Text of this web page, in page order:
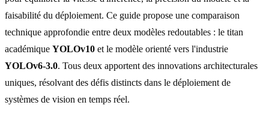
faisabilité du déploiement. Ce guide propose une comparaison
technique approfondie entre deux modèles redoutables : le titan
académique YOLOv10 et le modèle orienté vers l'industrie
YOLOv6-3.0. Tous deux apportent des innovations architecturales
uniques, résolvant des défis distincts dans le déploiement de
systèmes de vision en temps réel.